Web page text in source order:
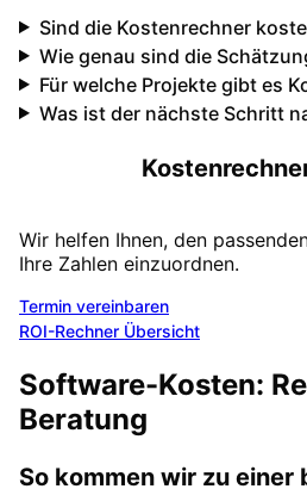
Sind die Kostenrechner
Wie genau sind die
Für welche Projekte gibt es
Was ist der nächste Schritt
Wir helfen Ihnen, den
Ihre Zahlen einzuordnen.
Termin vereinbaren
ROI-Rechner Übersicht
Software-Kosten:
Beratung
So kommen wir zu einer